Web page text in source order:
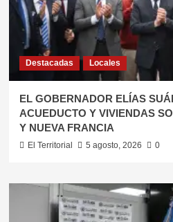
Destacadas Locales
EL GOBERNADOR ELÍAS
ACUEDUCTO Y VIVIENDAS
Y NUEVA FRANCIA
El Territorial 5 agosto, 2026 0